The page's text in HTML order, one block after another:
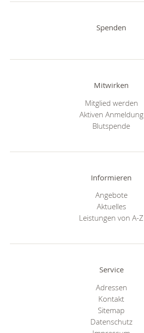
Spenden
Mitwirken
Mitglied werden
Aktiven Anmeldung
Blutspende
Informieren
Angebote
Aktuelles
Leistungen von A-Z
Service
Adressen
Kontakt
Sitemap
Datenschutz